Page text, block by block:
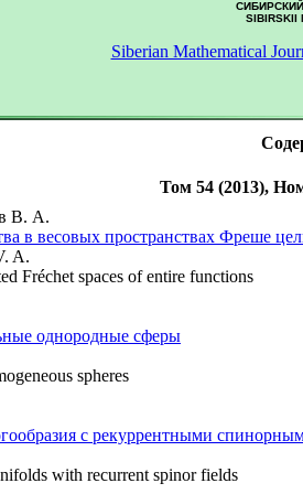
SIBIRSKII
Siberian Mathematical
Том 54 (2013),
В. А.
в весовых пространствах Фреше
A.
Fréchet spaces of entire functions
однородные сферы
spheres
с рекуррентными
with recurrent spinor fields